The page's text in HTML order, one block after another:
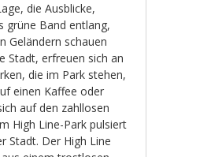
die Ausblicke,
grüne Band entlang,
Geländern schauen
Stadt, erfreuen sich an
die im Park stehen,
einen Kaffee oder
auf den zahllosen
High Line-Park pulsiert
Stadt. Der High Line